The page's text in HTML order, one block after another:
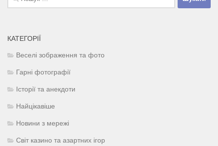
КАТЕГОРІЇ
Веселі зображення та фото
Гарні фотографії
Історії та анекдоти
Найцікавіше
Новини з мережі
Світ казино та азартних ігор